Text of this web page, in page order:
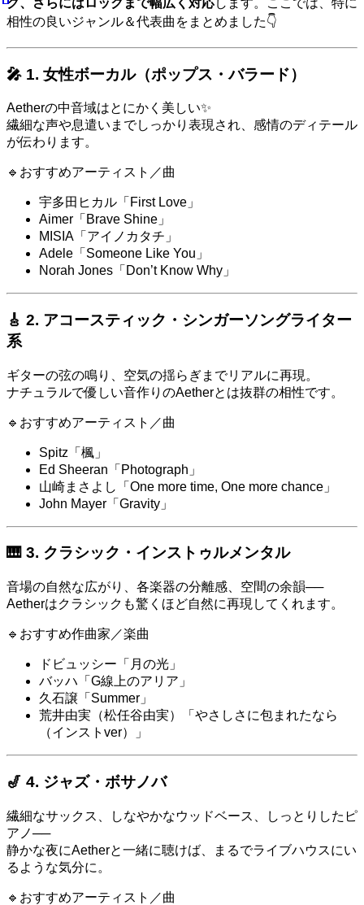
相性の良いジャンル＆代表曲をまとめました👇
🎤 1. 女性ボーカル（ポップス・バラード）
Aetherの中音域はとにかく美しい✨
繊細な声や息遣いまでしっかり表現され、感情のディテール
が伝わります。
🔹おすすめアーティスト／曲
宇多田ヒカル「First Love」
Aimer「Brave Shine」
MISIA「アイノカタチ」
Adele「Someone Like You」
Norah Jones「Don’t Know Why」
🎸 2. アコースティック・シンガーソングライター
系
ギターの弦の鳴り、空気の揺らぎまでリアルに再現。
ナチュラルで優しい音作りのAetherとは抜群の相性です。
🔹おすすめアーティスト／曲
Spitz「楓」
Ed Sheeran「Photograph」
山崎まさよし「One more time, One more chance」
John Mayer「Gravity」
🎹 3. クラシック・インストゥルメンタル
音場の自然な広がり、各楽器の分離感、空間の余韻──
Aetherはクラシックも驚くほど自然に再現してくれます。
🔹おすすめ作曲家／楽曲
ドビュッシー「月の光」
バッハ「G線上のアリア」
久石譲「Summer」
荒井由実（松任谷由実）「やさしさに包まれたなら
（インストver）」
🎷 4. ジャズ・ボサノバ
繊細なサックス、しなやかなウッドベース、しっとりしたピ
アノ──
静かな夜にAetherと一緒に聴けば、まるでライブハウスにい
るような気分に。
🔹おすすめアーティスト／曲